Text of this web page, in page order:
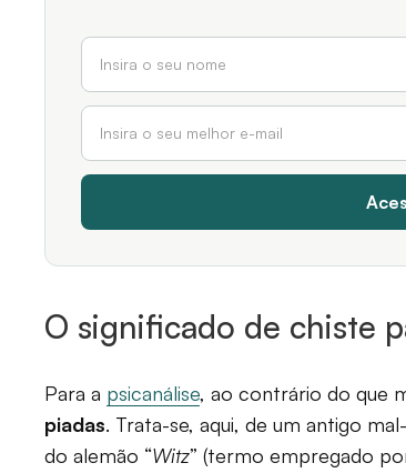
O significado de chiste
Para a psicanálise, ao contrário do que
piadas. Trata-se, aqui, de um antigo
do alemão “Witz” (termo empregado